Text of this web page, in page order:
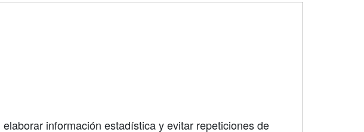
información estadística y evitar repeticiones de